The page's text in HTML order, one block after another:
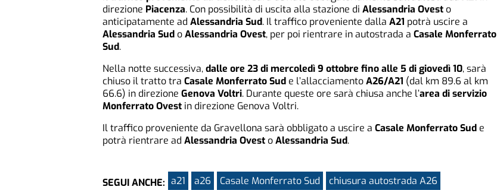
direzione Piacenza. Con possibilità di uscita alla stazione di Alessandria Ovest o
anticipatamente ad Alessandria Sud. Il traffico proveniente dalla A21 potrà uscire a
Alessandria Sud oAlessandria Ovest, per poi rientrare in autostrada a Casale Monferrato
Sud.
Nella notte successiva,dalle ore 23 di mercoledì 9 ottobre fino alle 5 di giovedì 10, sarà
chiuso il tratto tra Casale Monferrato Sud e l’allacciamentoA26/A21 (dal km 89.6 al km
66.6) in direzione Genova Voltri. Durante queste ore sarà chiusa anche l’area di servizio
Monferrato Ovest in direzione Genova Voltri.
Il traffico proveniente da Gravellona sarà obbligato a uscire a Casale Monferrato Sud e
potrà rientrare ad Alessandria Ovest oAlessandria Sud.
SEGUI ANCHE: a21 a26 Casale Monferrato Sud
chiusura autostrada A26